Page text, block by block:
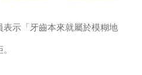
示「牙齒本來就屬於模糊地